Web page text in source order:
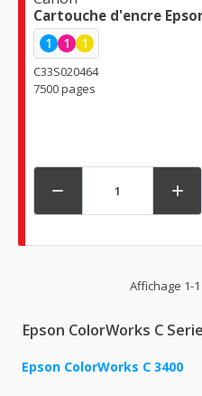
1 1 1
C33S020464
7500 pages
 
Affichage 1-
Epson ColorWorks C
Epson ColorWorks C 3400